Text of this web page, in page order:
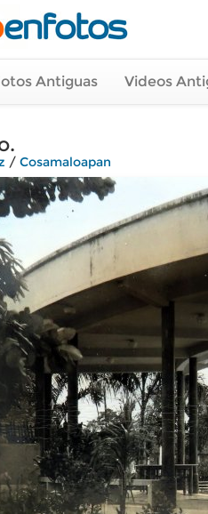
Antiguas Videos
/ Cosamaloapan